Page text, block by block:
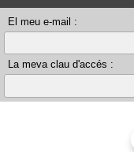
El meu e-mail :
La meva clau d'accés :